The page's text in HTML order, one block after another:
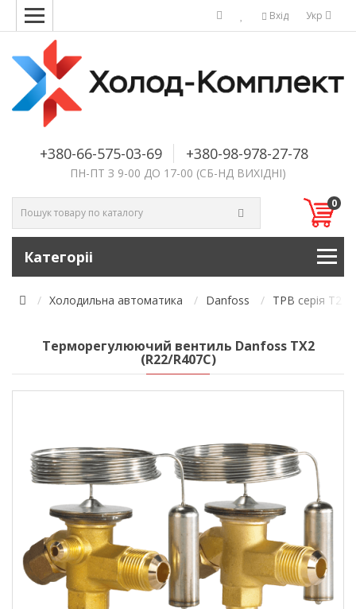
Укр
Вхід
+380-66-575-03-69 +380-98-978-27-78
ПН-ПТ З 9-00 ДО 17-00 (СБ-НД ВИХІДНІ)
0
Категоріі
Холодильна автоматика Danfoss ТРВ серія T2
Терморегулюючий вентиль Danfoss TX2
(R22/R407C)